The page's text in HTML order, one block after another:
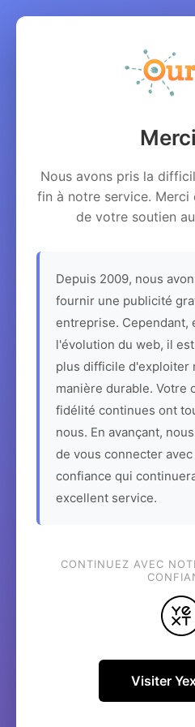
Nous avons pris la
fin à notre service.
de votre soutien
Depuis 2009, nous
fournir une publicité
entreprise. Cependant,
l'évolution du web, il
plus difficile d'exploiter
manière durable. Votre
fidélité continues ont
nous. En avançant,
de vous connecter
confiance qui
excellent service.
CONTINUEZ AVEC
Visiter